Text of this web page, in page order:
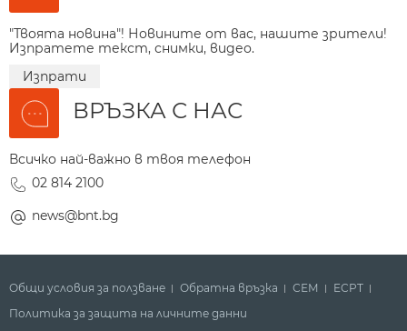
"Твоята новина"! Новините от вас, нашите зрители!
Изпратете текст, снимки, видео.
Изпрати
ВРЪЗКА С НАС
Всичко най-важно в твоя телефон
02 814 2100
news@bnt.bg
Общи условия за ползване Обратна връзка СЕМ
ECPT
Политика за защита на личните данни